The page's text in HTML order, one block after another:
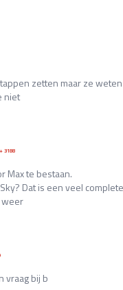
zetten maar ze
niet
+3188
Max te bestaan.
Dat is een veel
weer
vraag bij b